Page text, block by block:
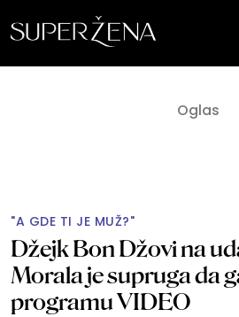
"A GDE TI JE MUŽ?"
Džejk Bon Džovi na
Morala je supruga da
programu VIDEO